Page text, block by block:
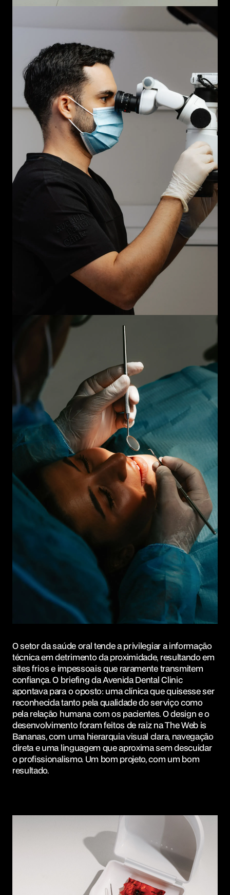
O setor da saúde oral tende a privilegiar a informação
técnica em detrimento da proximidade, resultando em
sites frios e impessoais que raramente transmitem
confiança. O briefing da Avenida Dental Clinic
apontava para o oposto: uma clínica que quisesse ser
reconhecida tanto pela qualidade do serviço como
pela relação humana com os pacientes. O design e o
desenvolvimento foram feitos de raiz na The Web is
Bananas, com uma hierarquia visual clara, navegação
direta e uma linguagem que aproxima sem descuidar
o profissionalismo. Um bom projeto, com um bom
resultado.